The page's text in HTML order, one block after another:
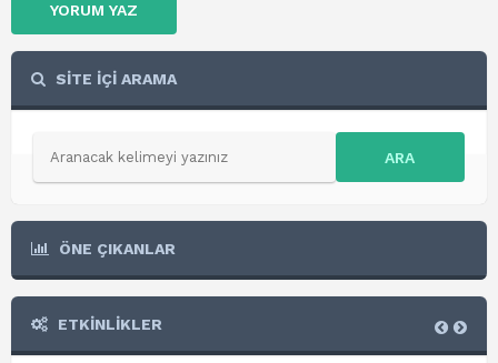
YORUM YAZ
SİTE İÇİ ARAMA
ARA
ÖNE ÇIKANLAR
ETKİNLİKLER